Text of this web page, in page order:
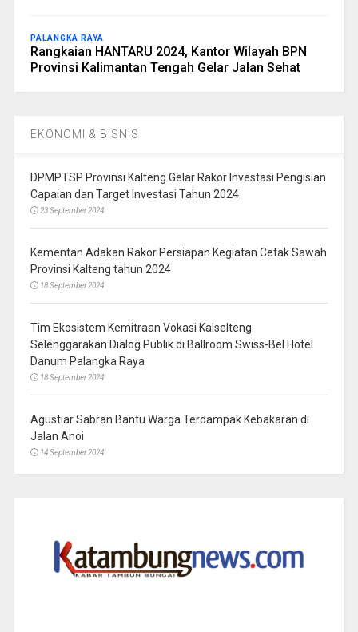
PALANGKA RAYA
Rangkaian HANTARU 2024, Kantor Wilayah BPN
Provinsi Kalimantan Tengah Gelar Jalan Sehat
EKONOMI & BISNIS
DPMPTSP Provinsi Kalteng Gelar Rakor Investasi Pengisian
Capaian dan Target Investasi Tahun 2024
23 September 2024
Kementan Adakan Rakor Persiapan Kegiatan Cetak Sawah
Provinsi Kalteng tahun 2024
18 September 2024
Tim Ekosistem Kemitraan Vokasi Kalselteng
Selenggarakan Dialog Publik di Ballroom Swiss-Bel Hotel
Danum Palangka Raya
18 September 2024
Agustiar Sabran Bantu Warga Terdampak Kebakaran di
Jalan Anoi
14 September 2024